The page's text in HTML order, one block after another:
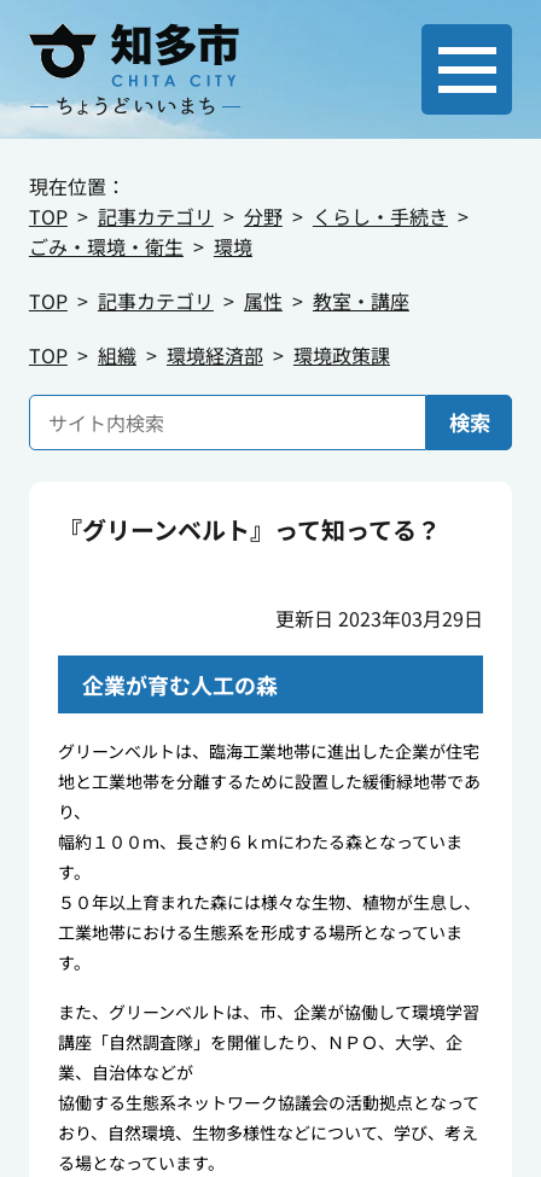
現在位置：
TOP
記事カテゴリ 分野
くらし・手続き
ごみ・環境・衛生
環境
TOP
記事カテゴリ 属性
教室・講座
TOP
組織 環境経済部 環境政策課
検索
『グリーンベルト』って知ってる？
更新日 2023年03月29日
企業が育む人工の森
グリーンベルトは、臨海工業地帯に進出した企業が住宅
地と工業地帯を分離するために設置した緩衝緑地帯であ
り、
幅約１００ｍ、長さ約６ｋｍにわたる森となっていま
す。
５０年以上育まれた森には様々な生物、植物が生息し、
工業地帯における生態系を形成する場所となっていま
す。
また、グリーンベルトは、市、企業が協働して環境学習
講座「自然調査隊」を開催したり、ＮＰＯ、大学、企
業、自治体などが
協働する生態系ネットワーク協議会の活動拠点となって
おり、自然環境、生物多様性などについて、学び、考え
る場となっています。